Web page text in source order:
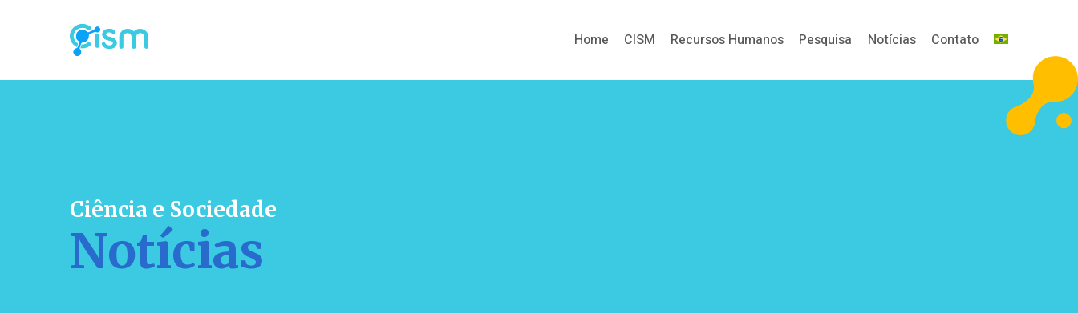
Home CISM Recursos Humanos Pesquisa Notícias Contato
Ciência e Sociedade
Notícias